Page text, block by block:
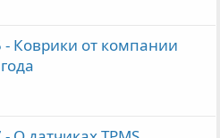
- Коврики от компании